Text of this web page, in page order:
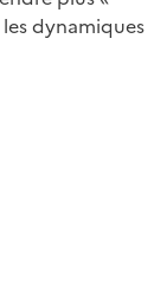
dynamiques